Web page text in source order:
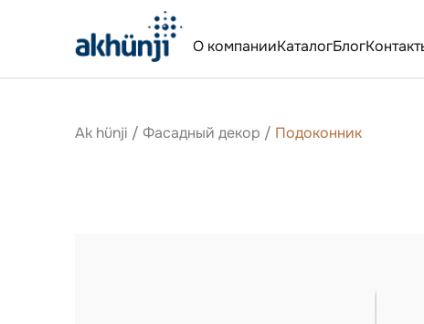
О компанииКаталогБлог
Ak hünji / Фасадный декор / Подоконник